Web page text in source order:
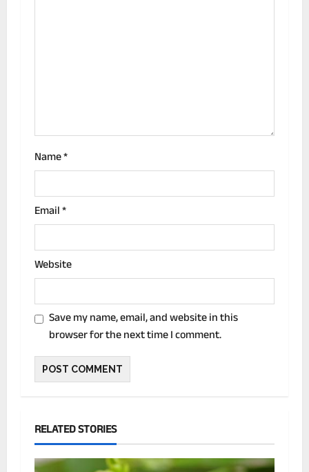
n
Name*
Email*
Website
Save my name, email, and website in this
browser for the next time I comment.
RELATED STORIES